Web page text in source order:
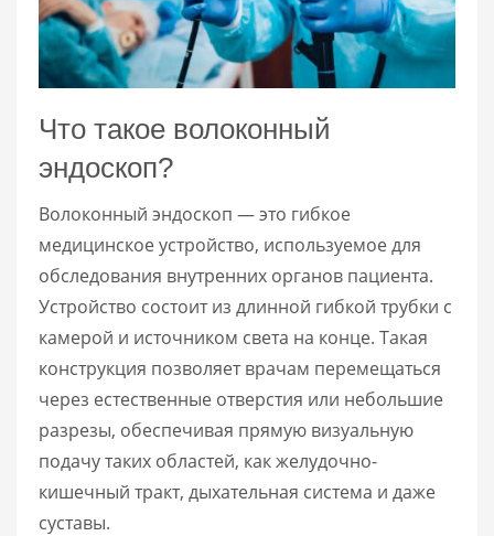
Что такое волоконный
эндоскоп?
Волоконный эндоскоп — это гибкое
медицинское устройство, используемое для
обследования внутренних органов пациента.
Устройство состоит из длинной гибкой трубки с
камерой и источником света на конце. Такая
конструкция позволяет врачам перемещаться
через естественные отверстия или небольшие
разрезы, обеспечивая прямую визуальную
подачу таких областей, как желудочно-
кишечный тракт, дыхательная система и даже
суставы.